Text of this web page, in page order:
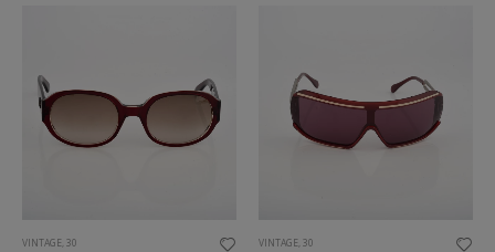
VINTAGE 30 VINTAGE 30